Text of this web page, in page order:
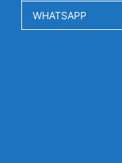
WHATSAPP